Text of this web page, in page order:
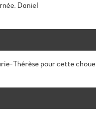
Daniel
Thérèse pour cette